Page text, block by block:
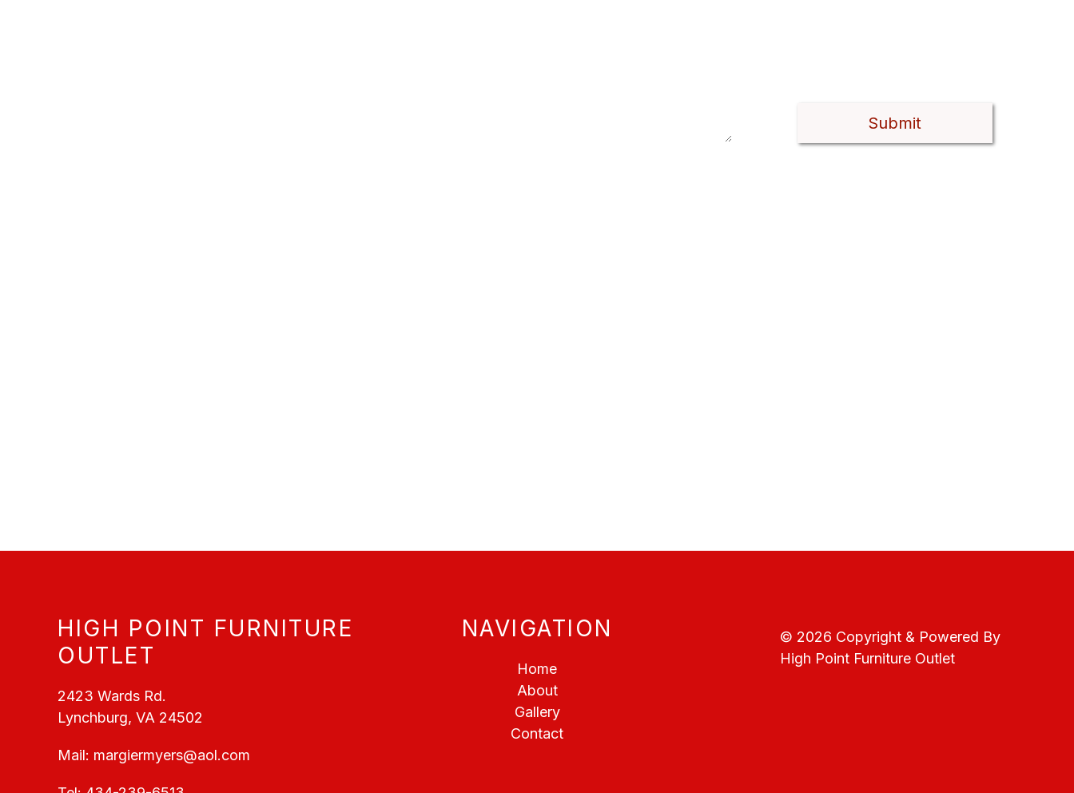
HIGH POINT FURNITURE
OUTLET
2423 Wards Rd.
Lynchburg, VA 24502
Mail: margiermyers@aol.com
NAVIGATION
Home
About
Gallery
Contact
© 2026 Copyright & Powered By
High Point Furniture Outlet